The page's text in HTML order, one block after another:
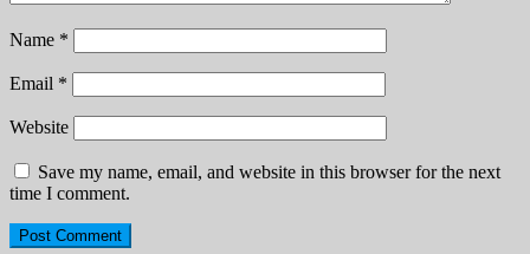
Name *
Email *
Website
Save my name, email, and website in this browser for the next
time I comment.